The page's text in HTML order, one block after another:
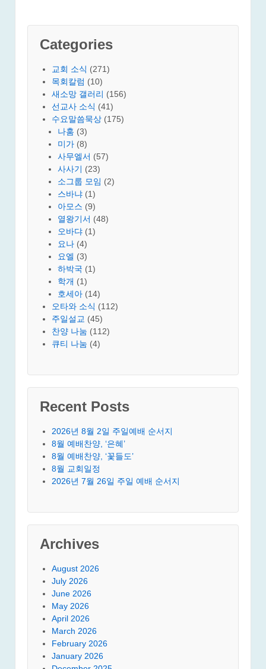
Categories
교회 소식 (271)
목회칼럼 (10)
새소망 갤러리 (156)
선교사 소식 (41)
수요말씀묵상 (175)
나훔 (3)
미가 (8)
사무엘서 (57)
사사기 (23)
소그룹 모임 (2)
스바냐 (1)
아모스 (9)
열왕기서 (48)
오바댜 (1)
요나 (4)
요엘 (3)
하박국 (1)
학개 (1)
호세아 (14)
오타와 소식 (112)
주일설교 (45)
찬양 나눔 (112)
큐티 나눔 (4)
Recent Posts
2026년 8월 2일 주일예배 순서지
8월 예배찬양, ‘은혜’
8월 예배찬양, ‘꽃들도’
8월 교회일정
2026년 7월 26일 주일 예배 순서지
Archives
August 2026
July 2026
June 2026
May 2026
April 2026
March 2026
February 2026
January 2026